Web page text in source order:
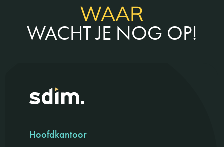
WAAR
WACHT JE NOG OP!
Hoofdkantoor